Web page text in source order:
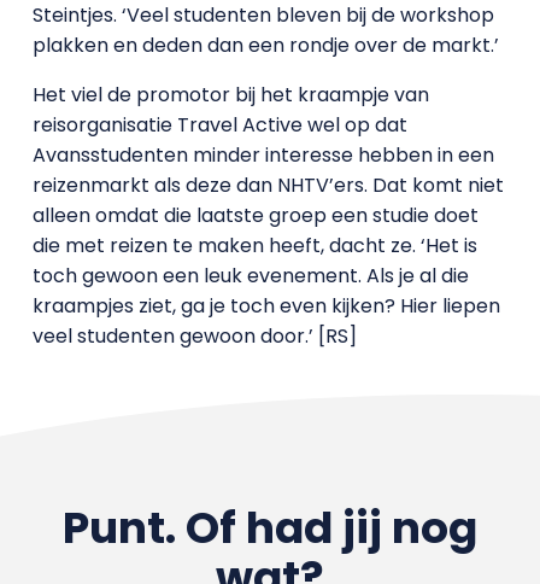
Steintjes. ‘Veel studenten bleven bij de workshop
plakken en deden dan een rondje over de markt.’
Het viel de promotor bij het kraampje van
reisorganisatie Travel Active wel op dat
Avansstudenten minder interesse hebben in een
reizenmarkt als deze dan NHTV’ers. Dat komt niet
alleen omdat die laatste groep een studie doet
die met reizen te maken heeft, dacht ze. ‘Het is
toch gewoon een leuk evenement. Als je al die
kraampjes ziet, ga je toch even kijken? Hier liepen
veel studenten gewoon door.’ [RS]
Punt. Of had jij nog